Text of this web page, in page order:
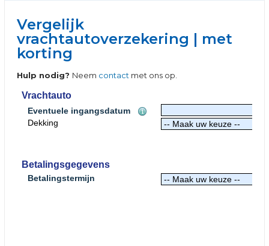
Vergelijk
vrachtautoverzekering | met
korting
Hulp nodig? Neem contact met ons op.